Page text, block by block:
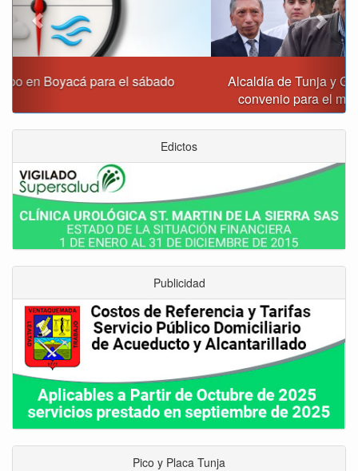
Alcaldía de Tunja y Gobernación de Boyacá firmaron
convenio para el mantenimiento de vía Moniquirá
Edictos
Publicidad
Pico y Placa Tunja